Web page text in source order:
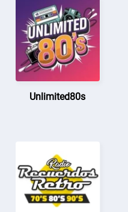
Unlimited80s